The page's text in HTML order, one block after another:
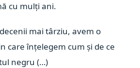
cu mulți ani.
mai târziu, avem o
care înțelegem cum și de ce
negru (…)